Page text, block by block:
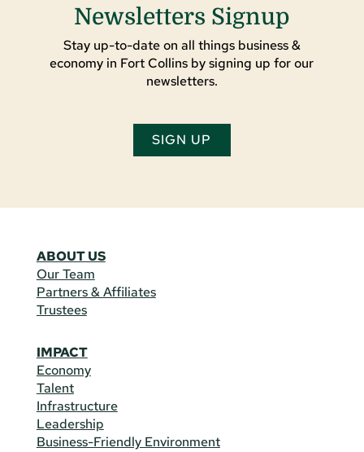
Newsletters Signup
Stay up-to-date on all things business &
economy in Fort Collins by signing up for our
newsletters.
SIGN UP
ABOUT US
Our Team
Partners & Affiliates
Trustees
IMPACT
Economy
Talent
Infrastructure
Leadership
Business-Friendly Environment